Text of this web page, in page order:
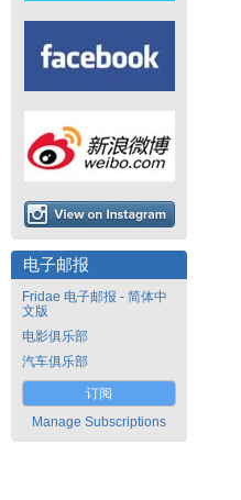
电子邮报
Fridae 电子邮报 - 简体中
文版
电影俱乐部
汽车俱乐部
订阅
Manage Subscriptions